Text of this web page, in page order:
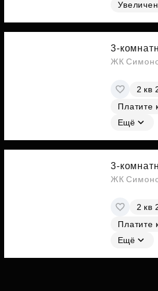
Субсидии
3-
ЖК
2 кв
Платите
Ещё
3-
ЖК
2 кв
Платите
Ещё